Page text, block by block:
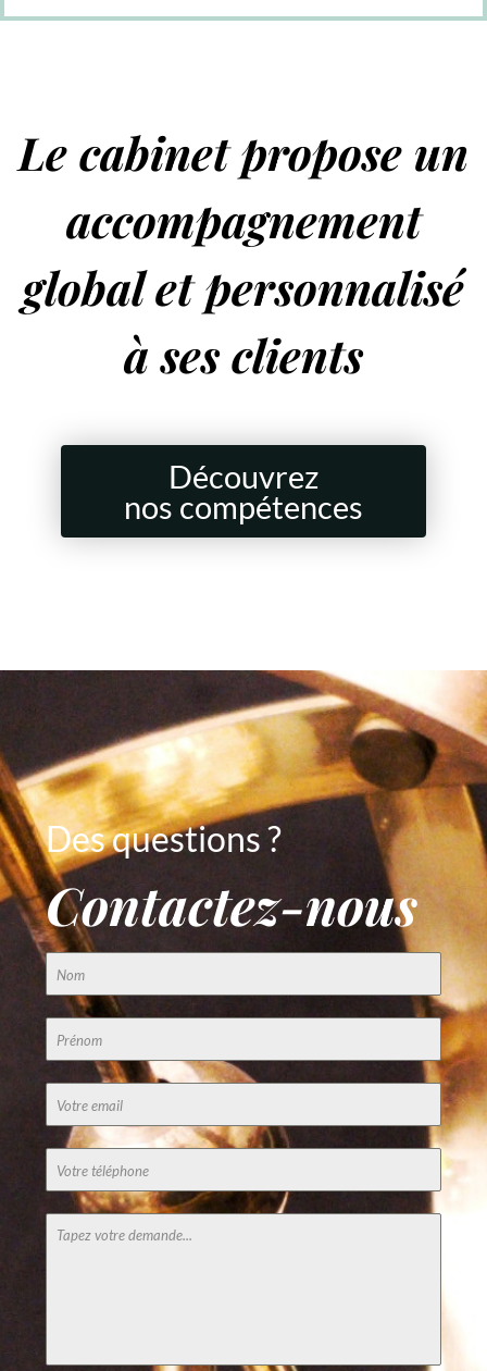
Le cabinet propose un
accompagnement
global et personnalisé
à ses clients
Découvrez
nos compétences
Des questions ?
Contactez-nous